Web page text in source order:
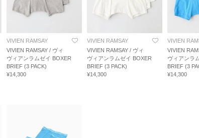
VIVIEN RAMSAY
VIVIEN RAMSAY / ヴィ
ヴィアンラムゼイ BOXER
BRIEF (3 PACK)
¥14,300
VIVIEN RAMSAY
VIVIEN RAMSAY / ヴィ
ヴィアンラムゼイ BOXER
BRIEF (3 PACK)
¥14,300
VIVIEN
VIVIEN
ヴィアンラ
BRIEF (3
¥14,300